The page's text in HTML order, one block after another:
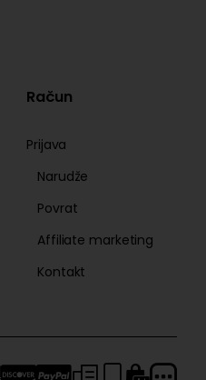
Račun
Prijava
Narudže
Povrat
Affiliate marketing
Kontakt